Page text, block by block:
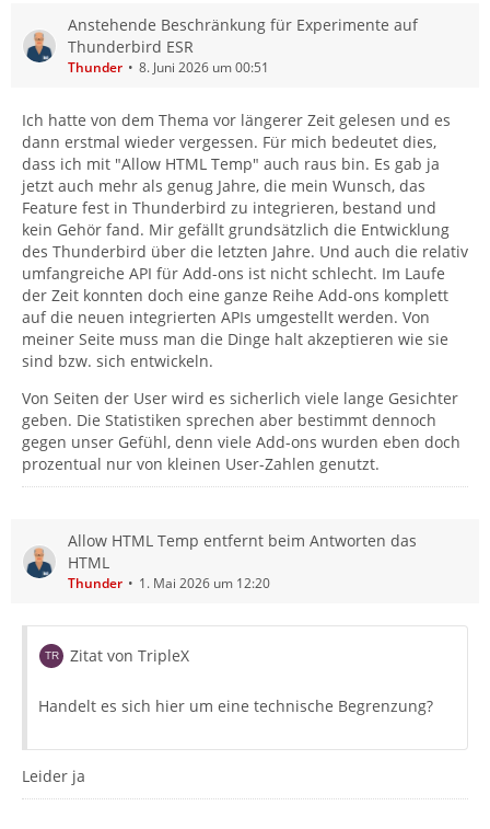
Anstehende Beschränkung für Experimente auf
Thunderbird ESR
Thunder 8. Juni 2026 um 00:51
Ich hatte von dem Thema vor längerer Zeit gelesen und es
dann erstmal wieder vergessen. Für mich bedeutet dies,
dass ich mit "Allow HTML Temp" auch raus bin. Es gab ja
jetzt auch mehr als genug Jahre, die mein Wunsch, das
Feature fest in Thunderbird zu integrieren, bestand und
kein Gehör fand. Mir gefällt grundsätzlich die Entwicklung
des Thunderbird über die letzten Jahre. Und auch die relativ
umfangreiche API für Add-ons ist nicht schlecht. Im Laufe
der Zeit konnten doch eine ganze Reihe Add-ons komplett
auf die neuen integrierten APIs umgestellt werden. Von
meiner Seite muss man die Dinge halt akzeptieren wie sie
sind bzw. sich entwickeln.
Von Seiten der User wird es sicherlich viele lange Gesichter
geben. Die Statistiken sprechen aber bestimmt dennoch
gegen unser Gefühl, denn viele Add-ons wurden eben doch
prozentual nur von kleinen User-Zahlen genutzt.
Allow HTML Temp entfernt beim Antworten das
HTML
Thunder 1. Mai 2026 um 12:20
Zitat von TripleX
Handelt es sich hier um eine technische Begrenzung?
Leider ja